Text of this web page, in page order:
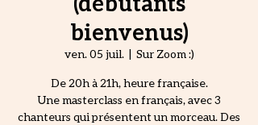
bienvenus)
ven. 05 juil.
  |
Sur Zoom :)
De 20h à 21h, heure française.
Une masterclass en français, avec 3
chanteurs qui présentent un morceau. Des